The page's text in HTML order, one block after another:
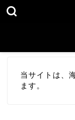
当サイトは、
ます。